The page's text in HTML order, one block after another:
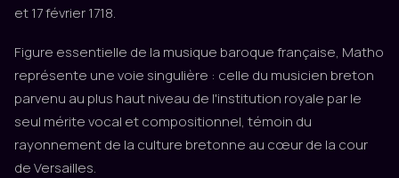
et 17 février 1718.
Figure essentielle de la musique baroque française, Matho
représente une voie singulière : celle du musicien breton
parvenu au plus haut niveau de l'institution royale par le
seul mérite vocal et compositionnel, témoin du
rayonnement de la culture bretonne au cœur de la cour
de Versailles.